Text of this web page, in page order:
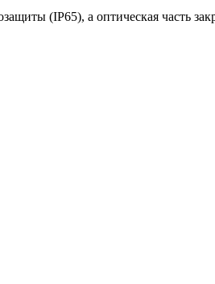
(IP65), а оптическая часть